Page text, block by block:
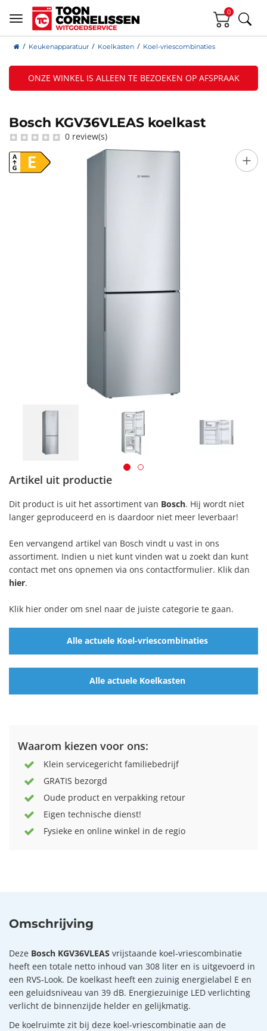
0
Keukenapparatuur Koelkasten Koel-vriescombinaties
ONZE WINKEL IS ALLEEN TE BEZOEKEN OP AFSPRAAK
Bosch KGV36VLEAS koelkast
0 review(s)
+
Artikel uit productie
Dit product is uit het assortiment van Bosch. Hij wordt niet
langer geproduceerd en is daardoor niet meer leverbaar!
Een vervangend artikel van Bosch vindt u vast in ons
assortiment. Indien u niet kunt vinden wat u zoekt dan kunt
contact met ons opnemen via ons contactformulier. Klik dan
hier.
Klik hier onder om snel naar de juiste categorie te gaan.
Alle actuele Koel-vriescombinaties
Alle actuele Koelkasten
Waarom kiezen voor ons:
Klein servicegericht familiebedrijf
GRATIS bezorgd
Oude product en verpakking retour
Eigen technische dienst!
Fysieke en online winkel in de regio
Omschrijving
Deze Bosch KGV36VLEAS vrijstaande koel-vriescombinatie
heeft een totale netto inhoud van 308 liter en is uitgevoerd in
een RVS-Look. De koelkast heeft een zuinig energielabel E en
een geluidsniveau van 39 dB. Energiezuinige LED verlichting
verlicht de binnenzijde helder en gelijkmatig.
De koelruimte zit bij deze koel-vriescombinatie aan de